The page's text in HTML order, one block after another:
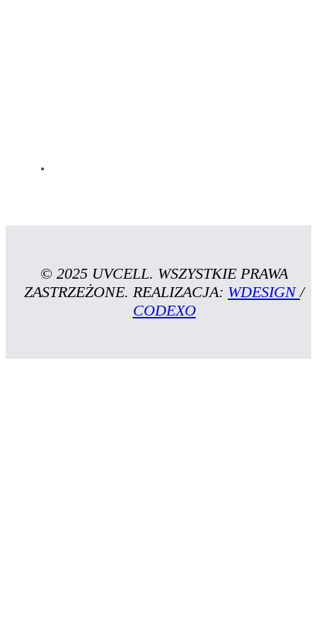
© 2025 UVCELL. WSZYSTKIE PRAWA
ZASTRZEŻONE. REALIZACJA: WDESIGN/
CODEXO